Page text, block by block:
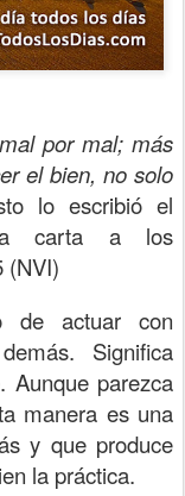
por mal; más
el bien, no solo
lo escribió el
carta a los
(NVI)
de actuar con
Significa
Aunque parezca
manera es una
y que produce
la práctica.